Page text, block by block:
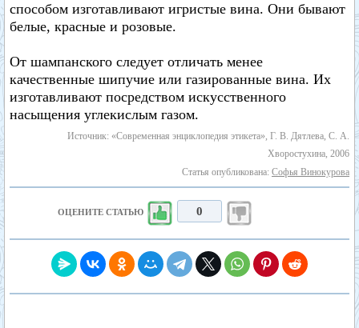
способом изготавливают игристые вина. Они бывают
белые, красные и розовые.
От шампанского следует отличать менее
качественные шипучие или газированные вина. Их
изготавливают посредством искусственного
насыщения углекислым газом.
Источник: «Современная энциклопедия этикета», Г. В. Дятлева, С. А.
Хворостухина, 2006
Статья опубликована: Софья Винокурова
ОЦЕНИТЕ СТАТЬЮ 0